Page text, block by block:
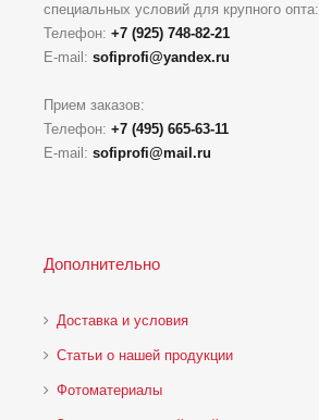
специальных условий для крупного опта:
Телефон: +7 (925) 748-82-21
E-mail: sofiprofi@yandex.ru
Прием заказов:
Телефон: +7 (495) 665-63-11
E-mail: sofiprofi@mail.ru
Дополнительно
Доставка и условия
Статьи о нашей продукции
Фотоматериалы